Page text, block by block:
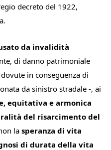
decreto del 1922,
da invalidità
di danno patrimoniale
in conseguenza di
da sinistro stradale -, ai
equitativa e armonica
del risarcimento del
la speranza di vita
di durata della vita